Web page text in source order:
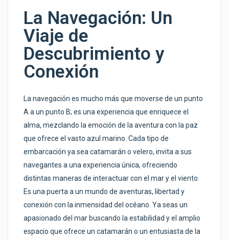
La Navegación: Un
Viaje de
Descubrimiento y
Conexión
La navegación es mucho más que moverse de un punto
A a un punto B; es una experiencia que enriquece el
alma, mezclando la emoción de la aventura con la paz
que ofrece el vasto azul marino. Cada tipo de
embarcación ya sea catamarán o velero, invita a sus
navegantes a una experiencia única, ofreciendo
distintas maneras de interactuar con el mar y el viento.
Es una puerta a un mundo de aventuras, libertad y
conexión con la inmensidad del océano. Ya seas un
apasionado del mar buscando la estabilidad y el amplio
espacio que ofrece un catamarán o un entusiasta de la